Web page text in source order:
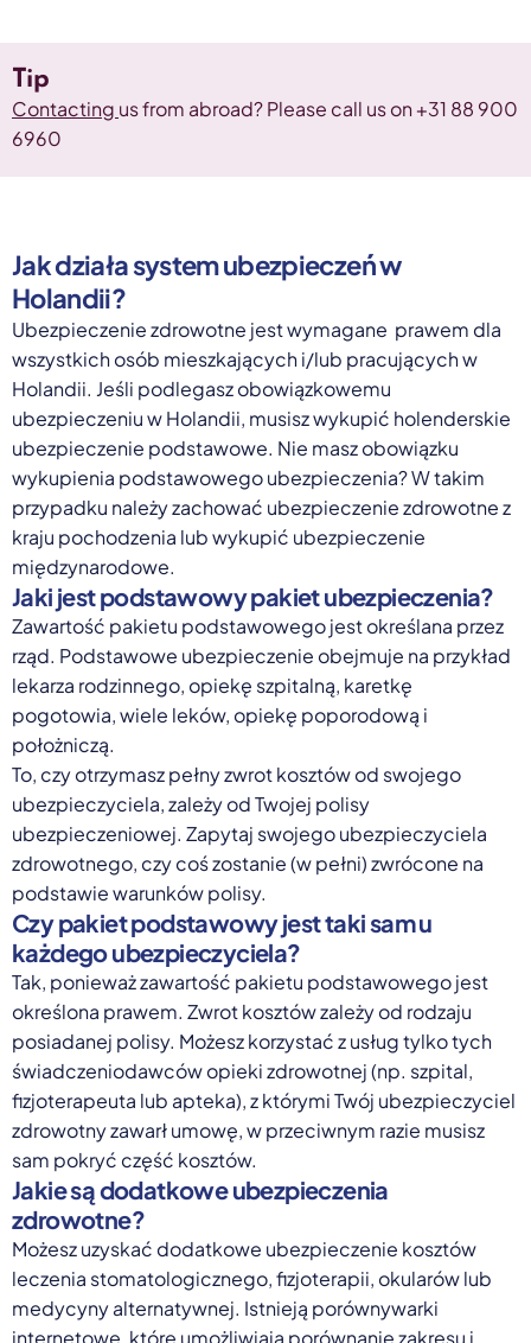
Tip
Contacting us from abroad? Please call us on +31 88 900
6960
Jak działa system ubezpieczeń w
Holandii?
Ubezpieczenie zdrowotne jest wymagane prawem dla
wszystkich osób mieszkających i/lub pracujących w
Holandii. Jeśli podlegasz obowiązkowemu
ubezpieczeniu w Holandii, musisz wykupić holenderskie
ubezpieczenie podstawowe. Nie masz obowiązku
wykupienia podstawowego ubezpieczenia? W takim
przypadku należy zachować ubezpieczenie zdrowotne z
kraju pochodzenia lub wykupić ubezpieczenie
międzynarodowe.
Jaki jest podstawowy pakiet ubezpieczenia?
Zawartość pakietu podstawowego jest określana przez
rząd. Podstawowe ubezpieczenie obejmuje na przykład
lekarza rodzinnego, opiekę szpitalną, karetkę
pogotowia, wiele leków, opiekę poporodową i
położniczą.
To, czy otrzymasz pełny zwrot kosztów od swojego
ubezpieczyciela, zależy od Twojej polisy
ubezpieczeniowej. Zapytaj swojego ubezpieczyciela
zdrowotnego, czy coś zostanie (w pełni) zwrócone na
podstawie warunków polisy.
Czy pakiet podstawowy jest taki sam u
każdego ubezpieczyciela?
Tak, ponieważ zawartość pakietu podstawowego jest
określona prawem. Zwrot kosztów zależy od rodzaju
posiadanej polisy. Możesz korzystać z usług tylko tych
świadczeniodawców opieki zdrowotnej (np. szpital,
fizjoterapeuta lub apteka), z którymi Twój ubezpieczyciel
zdrowotny zawarł umowę, w przeciwnym razie musisz
sam pokryć część kosztów.
Jakie są dodatkowe ubezpieczenia
zdrowotne?
Możesz uzyskać dodatkowe ubezpieczenie kosztów
leczenia stomatologicznego, fizjoterapii, okularów lub
medycyny alternatywnej. Istnieją porównywarki
internetowe, które umożliwiają porównanie zakresu i